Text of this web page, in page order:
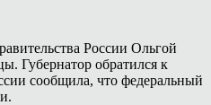
России Ольгой
Губернатор обратился к
сообщила, что федеральный